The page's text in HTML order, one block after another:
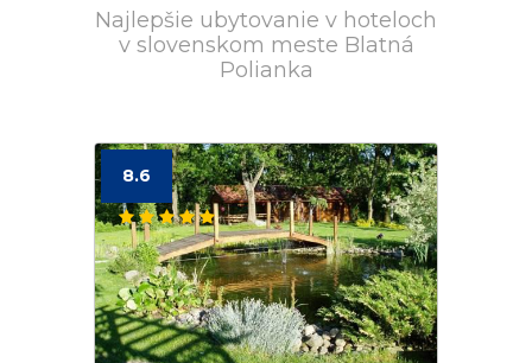
Najlepšie ubytovanie v hoteloch
v slovenskom meste Blatná
Polianka
8.6